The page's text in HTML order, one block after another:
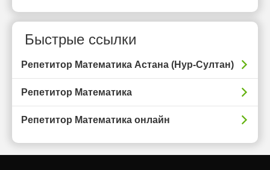
Быстрые ссылки
Репетитор Математика Астана (Нур-Султан)
Репетитор Математика
Репетитор Математика онлайн